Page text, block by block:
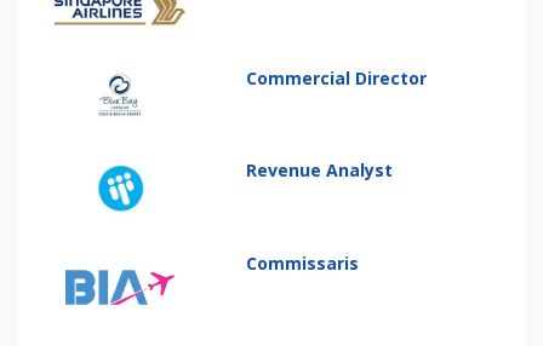
Commercial Director
Revenue Analyst
Commissaris